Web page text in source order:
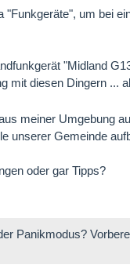
um bei
"Midland
mit diesen Dingern ...
meiner Umgebung
unserer Gemeinde
oder gar Tipps?
Panikmodus?